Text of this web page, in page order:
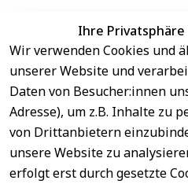
EU-Verantwortliche
Ihre
Wir verwenden Cookies und
unserer Website und
Daten von Besucher:innen
Adresse), um z.B. Inhalte zu
von Drittanbietern
unsere Website zu
erfolgt erst durch gesetzte